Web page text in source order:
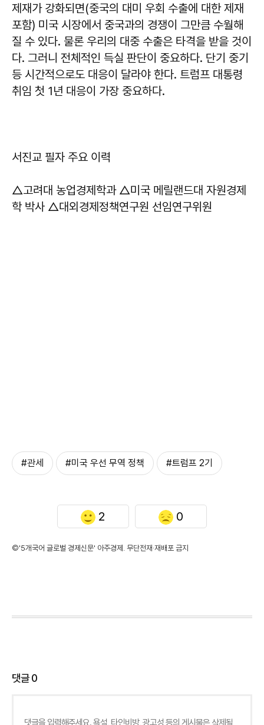
제재가 강화되면(중국의 대미 우회 수출에 대한 제재
포함) 미국 시장에서 중국과의 경쟁이 그만큼 수월해
질 수 있다. 물론 우리의 대중 수출은 타격을 받을 것이
다. 그러니 전체적인 득실 판단이 중요하다. 단기 중기
등 시간적으로도 대응이 달라야 한다. 트럼프 대통령
취임 첫 1년 대응이 가장 중요하다.
서진교 필자 주요 이력
△고려대 농업경제학과 △미국 메릴랜드대 자원경제
학 박사 △대외경제정책연구원 선임연구위원
#관세 #미국 우선 무역 정책 #트럼프 2기
2 0
©'5개국어 글로벌 경제신문' 아주경제. 무단전재·재배포 금지
댓글0